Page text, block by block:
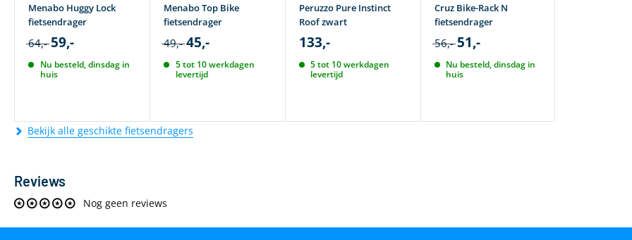
Menabo Huggy Lock
fietsendrager
64,- 59,-
Nu besteld, dinsdag in
huis
Menabo Top Bike
fietsendrager
49,- 45,-
5 tot 10 werkdagen
levertijd
Peruzzo Pure Instinct
Roof zwart
133,-
5 tot 10 werkdagen
levertijd
Cruz Bike-Rack N
fietsendrager
56,- 51,-
Nu besteld, dinsdag in
huis
Bekijk alle geschikte fietsendragers
Reviews
Nog geen reviews